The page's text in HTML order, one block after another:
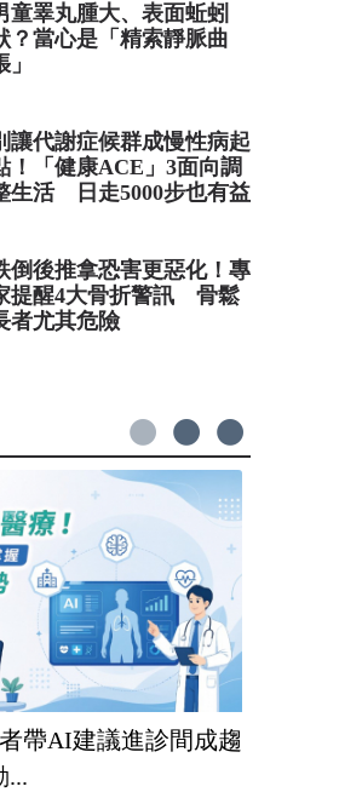
童睪丸腫大、表面蚯蚓
？當心是「精索靜脈曲
」
讓代謝症候群成慢性病起
！「健康ACE」3面向調
生活 日走5000步也有益
倒後推拿恐害更惡化！專
提醒4大骨折警訊 骨鬆
者尤其危險
帶AI建議進診間成趨
...